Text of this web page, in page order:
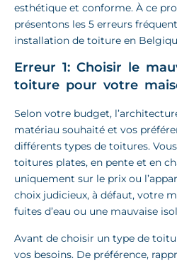
esthétique et conforme. À ce
présentons les 5 erreurs
installation de toiture en
Erreur 1: Choisir le
toiture pour votre
Selon votre budget,
matériau souhaité et vos
différents types de toitures.
toitures plates, en pente et en
uniquement sur le prix ou
choix judicieux, à défaut, votre
fuites d’eau ou une mauvaise
Avant de choisir un type de
vos besoins. De préférence,